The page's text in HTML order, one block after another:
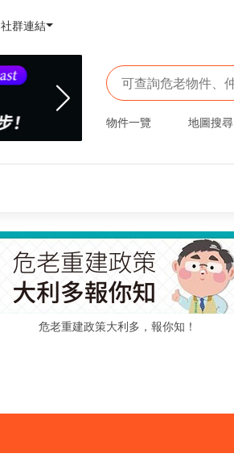
社群連結
物件一覽 地圖搜尋
危老重建政策大利多，報你知！